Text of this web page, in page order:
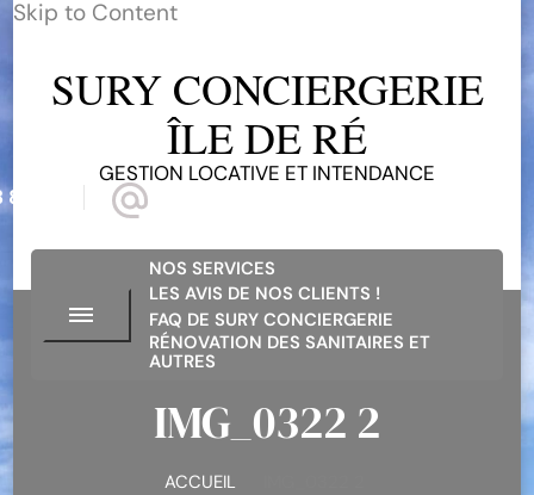
Skip to Content
SURY CONCIERGERIE
ÎLE DE RÉ
GESTION LOCATIVE ET INTENDANCE
68
NOS SERVICES
LES AVIS DE NOS CLIENTS !
FAQ DE SURY CONCIERGERIE
RÉNOVATION DES SANITAIRES ET
AUTRES
IMG_0322 2
ACCUEIL